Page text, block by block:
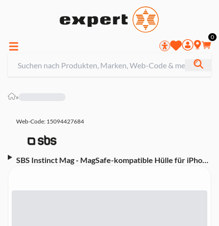
0
»
Web-Code: 15094427684
SBS Instinct Mag - MagSafe-kompatible Hülle für iPhone